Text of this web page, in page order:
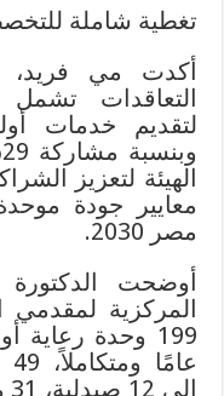
تغطية شاملة
أكدت مي فريد،
التعاقدات
لتقديم خدمات
الهيئة لتعزيز
معايير جودة
مصر 2030.
أوضحت
المركزية